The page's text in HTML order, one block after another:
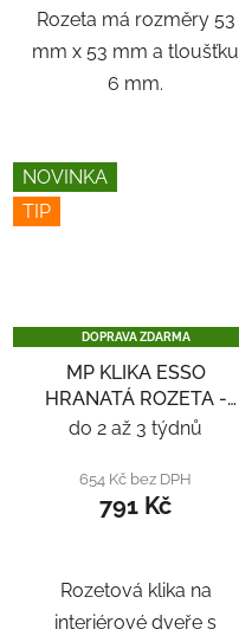
Rozeta má rozměry 53
mm x 53 mm a tloušťku
6 mm.
NOVINKA
TIP
DOPRAVA ZDARMA
MP KLIKA ESSO
HRANATÁ ROZETA -
ČERNÁ
do 2 až 3 týdnů
654 Kč bez DPH
791 Kč
Rozetová klika na
interiérové ​​dveře s